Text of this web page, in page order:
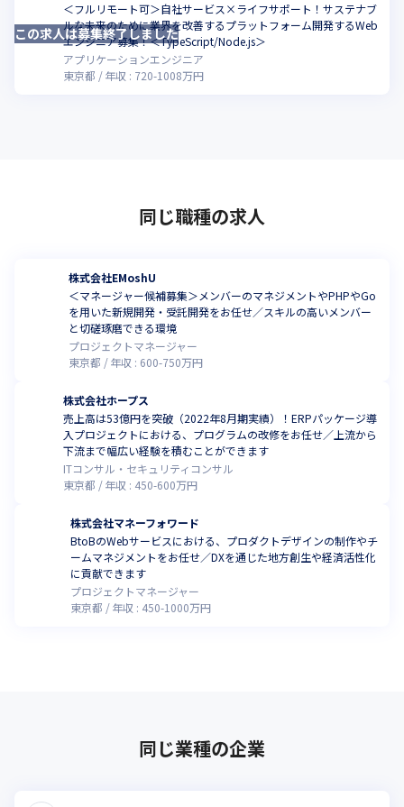
＜フルリモート可＞自社サービス×ライフサポート！サステナブ
ルな未来のために業界を改善するプラットフォーム開発するWeb
エンジニア募集！＜TypeScript/Node.js＞
アプリケーションエンジニア
東京都
年収 : 720-1008万円
この求人は募集終了しました
同じ職種の求人
株式会社EMoshU
＜マネージャー候補募集＞メンバーのマネジメントやPHPやGo
を用いた新規開発・受託開発をお任せ／スキルの高いメンバー
と切磋琢磨できる環境
プロジェクトマネージャー
東京都
年収 : 600-750万円
株式会社ホープス
売上高は53億円を突破（2022年8月期実績）！ERPパッケージ導
入プロジェクトにおける、プログラムの改修をお任せ／上流から
下流まで幅広い経験を積むことができます
ITコンサル・セキュリティコンサル
東京都
年収 : 450-600万円
株式会社マネーフォワード
BtoBのWebサービスにおける、プロダクトデザインの制作やチ
ームマネジメントをお任せ／DXを通じた地方創生や経済活性化
に貢献できます
プロジェクトマネージャー
東京都
年収 : 450-1000万円
同じ業種の企業